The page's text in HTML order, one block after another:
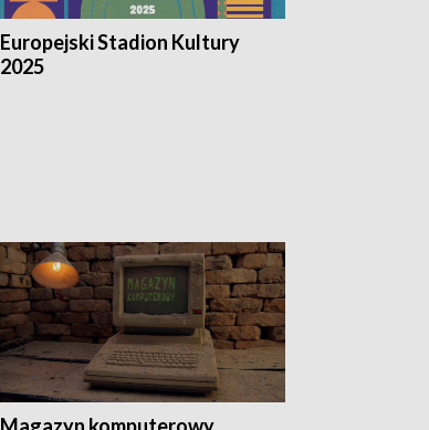
Europejski Stadion Kultury
2025